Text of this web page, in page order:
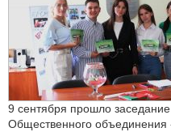
9 сентября прошло
Общественного объединения